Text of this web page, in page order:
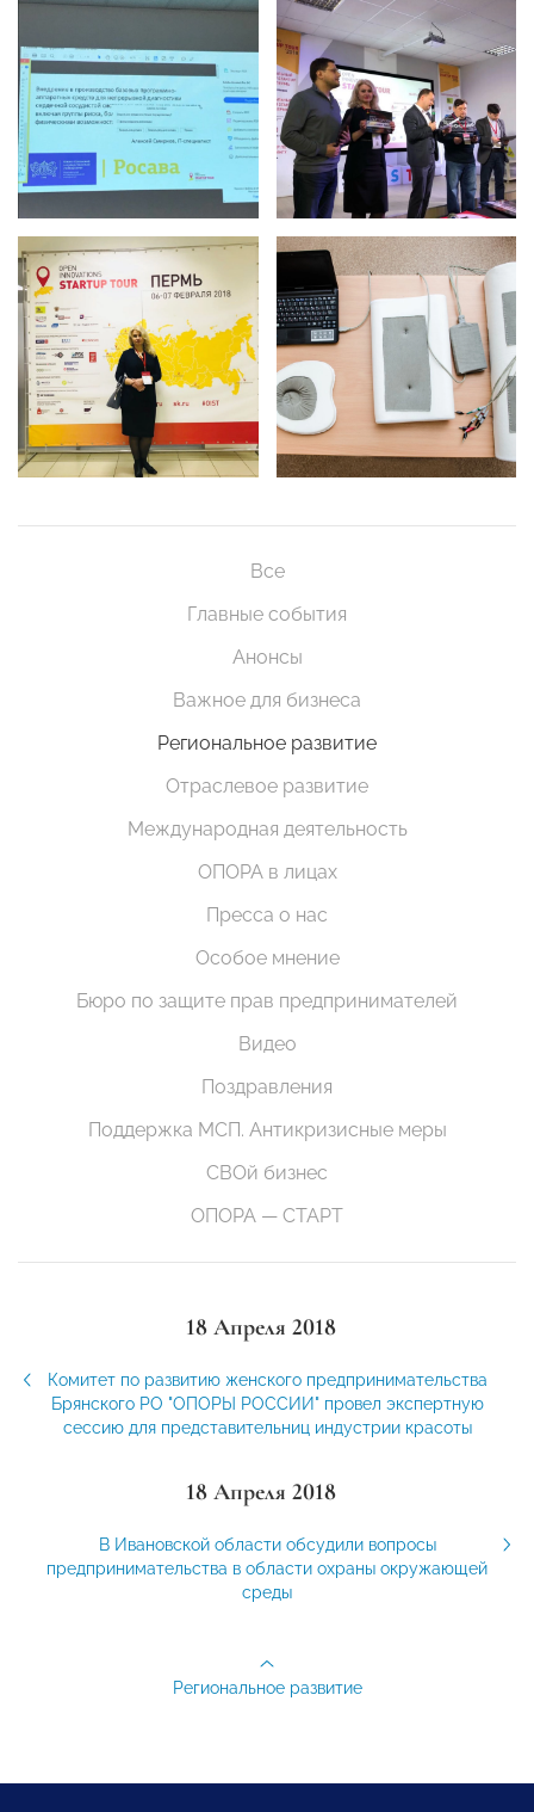
Все
Главные события
Анонсы
Важное для бизнеса
Региональное развитие
Отраслевое развитие
Международная деятельность
ОПОРА в лицах
Пресса о нас
Особое мнение
Бюро по защите прав предпринимателей
Видео
Поздравления
Поддержка МСП. Антикризисные меры
СВОй бизнес
ОПОРА — СТАРТ
18 Апреля 2018
Комитет по развитию женского предпринимательства
Брянского РО "ОПОРЫ РОССИИ" провел экспертную
сессию для представительниц индустрии красоты
18 Апреля 2018
В Ивановской области обсудили вопросы
предпринимательства в области охраны окружающей
среды
Региональное развитие